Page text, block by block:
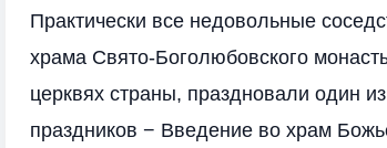
Практически все недовольные
храма Свято-Боголюбовского
церквях страны, праздновали один
праздников − Введение во храм